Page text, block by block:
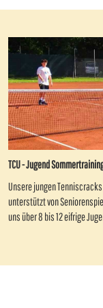
TCU - Jugend
Unsere jungen
unterstützt von
uns über 8 bis 12 eifrige